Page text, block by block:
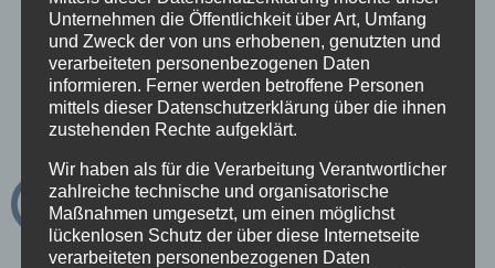
wir derartige Links umgehend entfernen.
Haftung für Inhalt:
The contents of our pages were created with the
greatest care. However, we cannot assume any liability
for the correctness, completeness and topicality of the
contents. As a service provider, we are responsible for
Unternehmen die Öffentlichkeit über Art, Umfang
und Zweck der von uns erhobenen, genutzten und
verarbeiteten personenbezogenen Daten
informieren. Ferner werden betroffene Personen
mittels dieser Datenschutzerklärung über die ihnen
zustehenden Rechte aufgeklärt.
Wir haben als für die Verarbeitung Verantwortlicher
zahlreiche technische und organisatorische
Maßnahmen umgesetzt, um einen möglichst
lückenlosen Schutz der über diese Internetseite
verarbeiteten personenbezogenen Daten